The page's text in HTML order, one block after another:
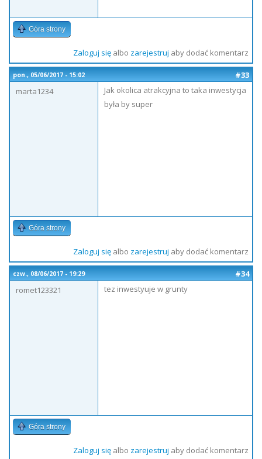
Góra strony
Zaloguj sięalbo zarejestruj aby dodać komentarz
pon., 05/06/2017 - 15:02
#33
marta1234
Jak okolica atrakcyjna to taka inwestycja
była by super
Góra strony
Zaloguj sięalbo zarejestruj aby dodać komentarz
czw., 08/06/2017 - 19:29
#34
romet123321
tez inwestyuje w grunty
Góra strony
Zaloguj sięalbo zarejestruj aby dodać komentarz